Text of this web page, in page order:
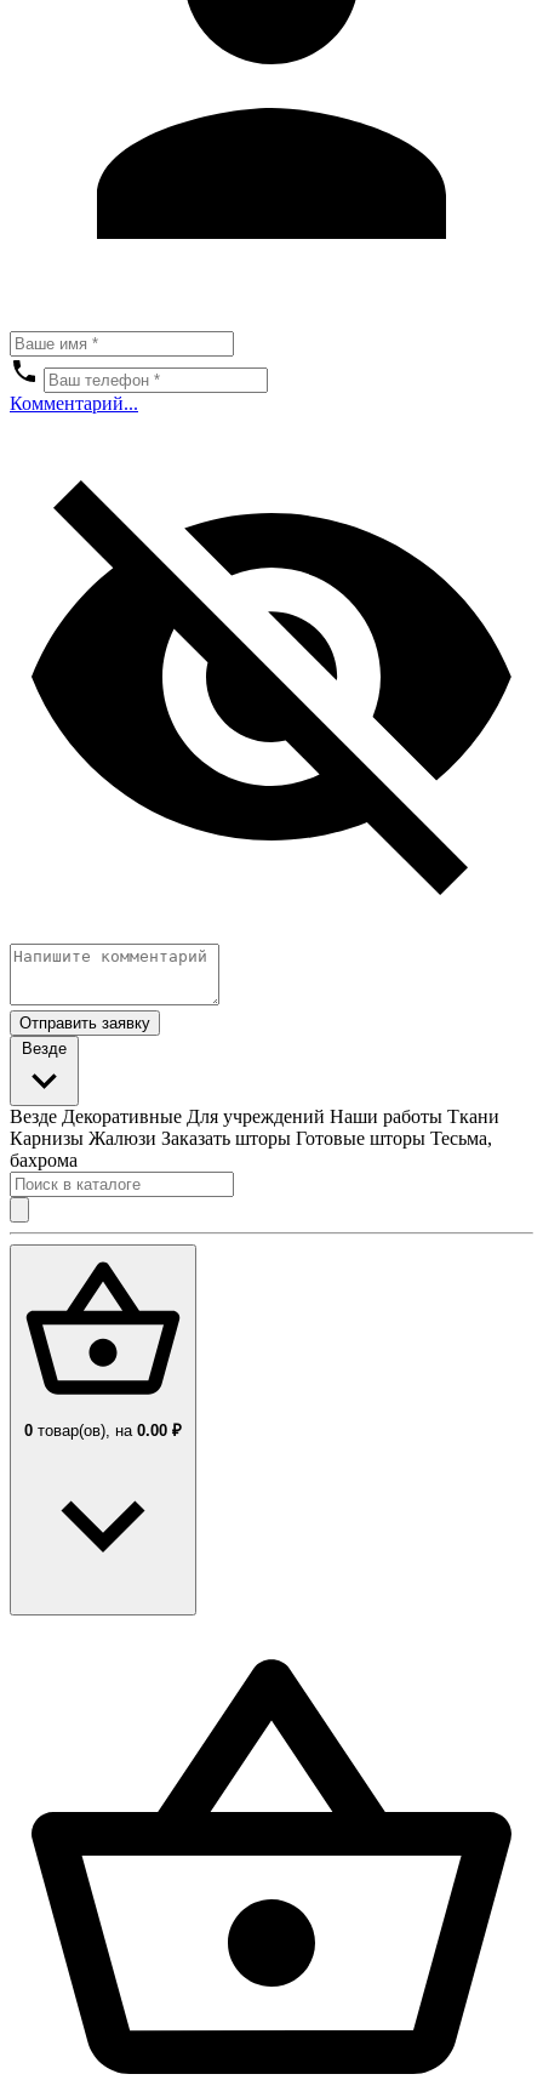
Комментарий...
Отправить заявку
Везде
Везде Декоративные Для учреждений Наши работы Ткани
Карнизы Жалюзи Заказать шторы Готовые шторы Тесьма,
бахрома
0 товар(ов), на 0.00 ₽